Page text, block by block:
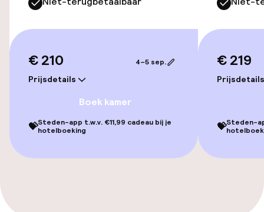
Lift
Zwemmen & wellness
Fitnessruimte / gym
Entertainment
€ 210
Prijsdetails
4–5 sep.
Boek kamer
💝Steden-app t.w.v. €11,99 cadeau bij je
hotelboeking
€ 219
Prijsdetails
💝Steden-